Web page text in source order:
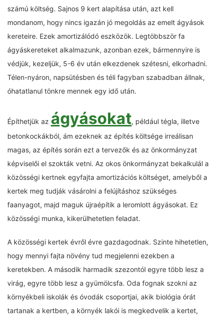
számú költség. Sajnos 9 kert alapítása után, azt kell
mondanom, hogy nincs igazán jó megoldás az emelt ágyások
kereteire. Ezek amortizálódó eszközök. Legtöbbször fa
ágyáskereteket alkalmazunk, azonban ezek, bármennyire is
védjük, kezeljük, 5-6 év után elkezdenek szétesni, elkorhadni.
Télen-nyáron, napsütésben és téli fagyban szabadban állnak,
óhatatlanul tönkre mennek egy idő után.
Építhetjük az ágyásokat, például tégla, illetve
betonkockákból, ám ezeknek az építés költsége irreálisan
magas, az építés során ezt a tervezők és az önkormányzat
képviselői el szokták vetni. Az okos önkormányzat bekalkulál a
közösségi kertnek egyfajta amortizációs költséget, amelyből a
kertek meg tudják vásárolni a felújításhoz szükséges
faanyagot, majd maguk újraépítik a leromlott ágyásokat. Ez
közösségi munka, kikerülhetetlen feladat.
A közösségi kertek évről évre gazdagodnak. Szinte hihetetlen,
hogy mennyi fajta növény tud megjelenni ezekben a
keretekben. A második harmadik szezontól egyre több lesz a
virág, egyre több lesz a gyümölcsfa. Oda fognak szokni az
környékbeli iskolák és óvodák csoportjai, akik biológia órát
tartanak a kertben, a környék lakói is megkedvelik a kertet,